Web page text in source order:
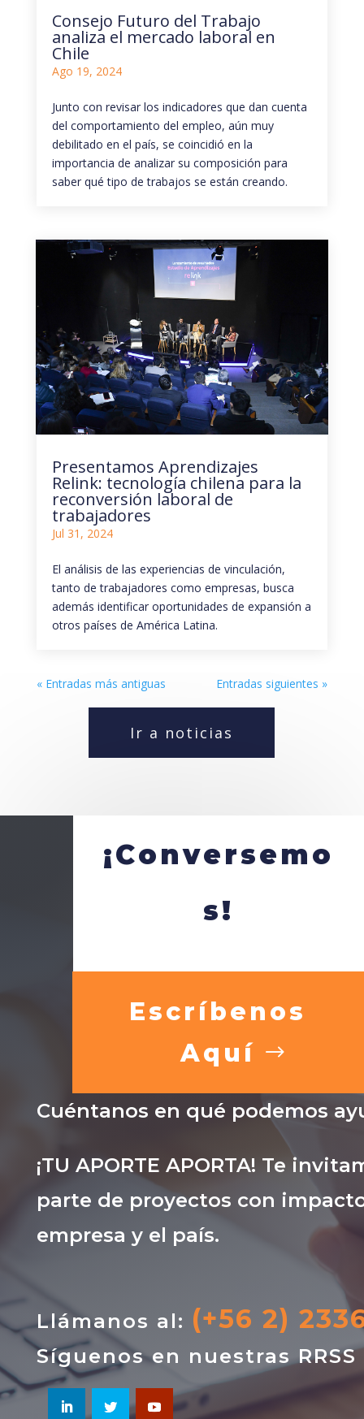
Consejo Futuro del Trabajo
analiza el mercado laboral en
Chile
Ago 19, 2024
Junto con revisar los indicadores que dan cuenta
del comportamiento del empleo, aún muy
debilitado en el país, se coincidió en la
importancia de analizar su composición para
saber qué tipo de trabajos se están creando.
Presentamos Aprendizajes
Relink: tecnología chilena para la
reconversión laboral de
trabajadores
Jul 31, 2024
El análisis de las experiencias de vinculación,
tanto de trabajadores como empresas, busca
además identificar oportunidades de expansión a
otros países de América Latina.
« Entradas más antiguas Entradas siguientes »
Ir a noticias
¡Conversemo
s!
Escríbenos
Aquí
Cuéntanos en qué podemos
¡TU APORTE APORTA! Te
parte de proyectos con
empresa y el país.
Llámanos al: (+56 2)
Síguenos en nuestras RRSS